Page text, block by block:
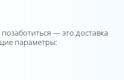
— это доставка
параметры: